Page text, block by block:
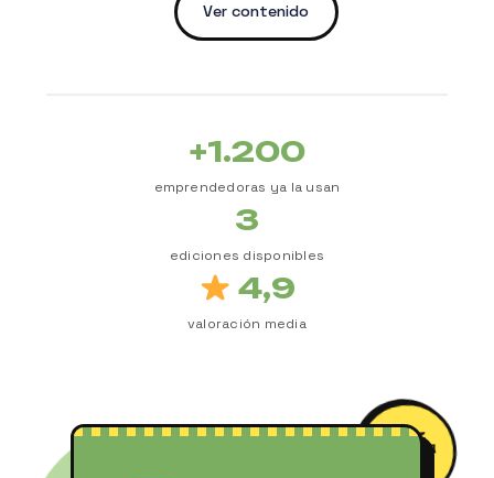
Ver contenido
+1.200
emprendedoras ya la usan
3
ediciones disponibles
4,9
valoración media
EDICIÓN
2025!